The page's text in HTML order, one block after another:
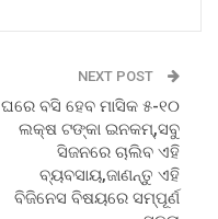
NEXT POST
ଘରେ ବସି ହେବ ମାସିକ ୫-୧୦
ଲକ୍ଷ ଟଙ୍କା ଇନକମ୍,ସବୁ
ସିଜନରେ ଚାଲିବ ଏହି
ବ୍ୟବସାୟ,ଜାଣନ୍ତୁ ଏହି
ବିଜିନେସ ବିଷୟରେ ସମ୍ପୂର୍ଣ